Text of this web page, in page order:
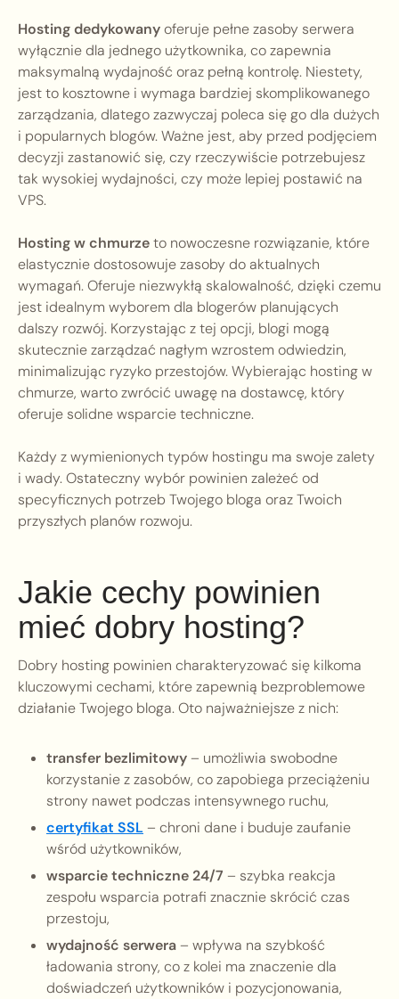
Hosting dedykowanyoferuje pełne zasoby serwera
wyłącznie dla jednego użytkownika, co zapewnia
maksymalną wydajność oraz pełną kontrolę. Niestety,
jest to kosztowne i wymaga bardziej skomplikowanego
zarządzania, dlatego zazwyczaj poleca się go dla dużych
i popularnych blogów. Ważne jest, aby przed podjęciem
decyzji zastanowić się, czy rzeczywiście potrzebujesz
tak wysokiej wydajności, czy może lepiej postawić na
VPS.
Hosting w chmurzeto nowoczesne rozwiązanie, które
elastycznie dostosowuje zasoby do aktualnych
wymagań. Oferuje niezwykłą skalowalność, dzięki czemu
jest idealnym wyborem dla blogerów planujących
dalszy rozwój. Korzystając z tej opcji, blogi mogą
skutecznie zarządzać nagłym wzrostem odwiedzin,
minimalizując ryzyko przestojów. Wybierając hosting w
chmurze, warto zwrócić uwagę na dostawcę, który
oferuje solidne wsparcie techniczne.
Każdy z wymienionych typów hostingu ma swoje zalety
i wady. Ostateczny wybór powinien zależeć od
specyficznych potrzeb Twojego bloga oraz Twoich
przyszłych planów rozwoju.
Jakie cechy powinien
mieć dobry hosting?
Dobry hosting powinien charakteryzować się kilkoma
kluczowymi cechami, które zapewnią bezproblemowe
działanie Twojego bloga. Oto najważniejsze z nich:
transfer bezlimitowy– umożliwia swobodne
korzystanie z zasobów, co zapobiega przeciążeniu
strony nawet podczas intensywnego ruchu,
certyfikat SSL – chroni dane i buduje zaufanie
wśród użytkowników,
wsparcie techniczne 24/7 – szybka reakcja
zespołu wsparcia potrafi znacznie skrócić czas
przestoju,
wydajność serwera– wpływa na szybkość
ładowania strony, co z kolei ma znaczenie dla
doświadczeń użytkowników i pozycjonowania,